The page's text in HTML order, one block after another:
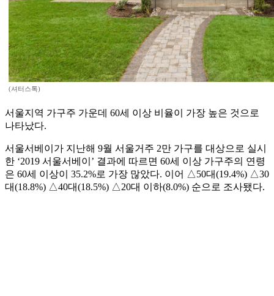
(셔터스톡)
서울지역 가구주 가운데 60세 이상 비율이 가장 높은 것으로
나타났다.
서울서베이가 지난해 9월 서울거주 2만 가구를 대상으로 실시
한 ‘2019 서울서베이’ 결과에 따르면 60세 이상 가구주의 연령
은 60세 이상이 35.2%로 가장 많았다. 이어 △50대(19.4%) △30
대(18.8%) △40대(18.5%) △20대 이하(8.0%) 순으로 조사됐다.